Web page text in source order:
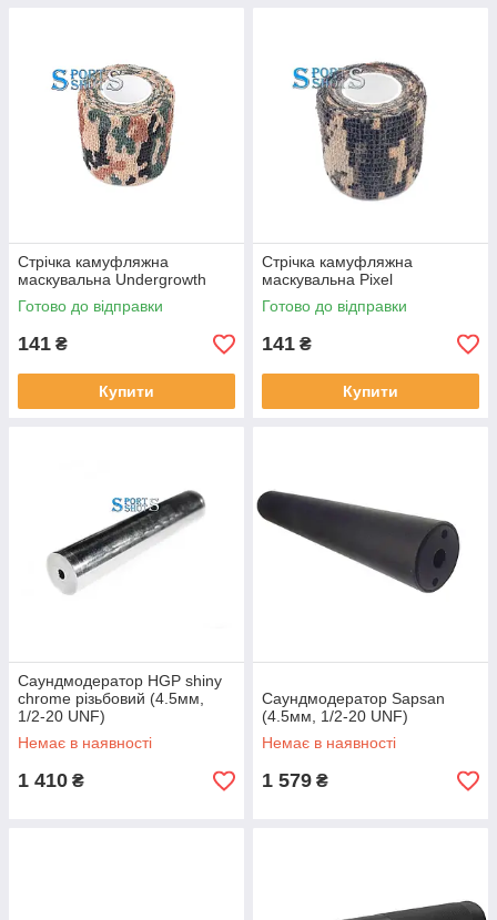
Стрічка камуфляжна
маскувальна Undergrowth
Готово до відправки
141 ₴
Купити
Стрічка камуфляжна
маскувальна Pixel
Готово до відправки
141 ₴
Купити
Саундмодератор HGP shiny
chrome різьбовий (4.5мм,
1/2-20 UNF)
Немає в наявності
1 410 ₴
Саундмодератор Sapsan
(4.5мм, 1/2-20 UNF)
Немає в наявності
1 579 ₴